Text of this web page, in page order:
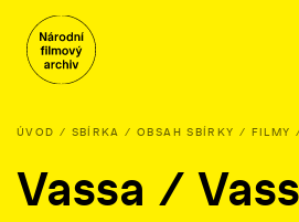
ÚVOD SBÍRKA OBSAH SBÍRKY FILMY
Vassa /